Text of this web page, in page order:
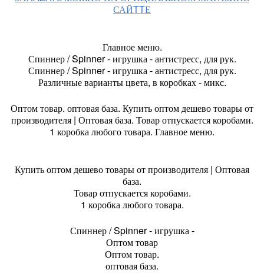
САЙTTЕ
Главное меню.
Спиннер / Spinner - игрушка - антистресс, для рук.
Спиннер / Spinner - игрушка - антистресс, для рук.
Различные варианты цвета, в коробках - микс.
Оптом товар. оптовая база. Купить оптом дешево товары от
производителя | Оптовая база. Товар отпускается коробами.
1 коробка любого товара. Главное меню.
Купить оптом дешево товары от производителя | Оптовая
база.
Товар отпускается коробами.
1 коробка любого товара.
Спиннер / Spinner - игрушка -
Оптом товар
Оптом товар.
оптовая база.